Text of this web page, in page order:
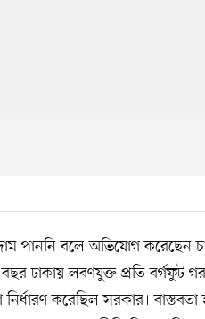
পাননি বলে অভিযোগ করেছেন
ঢাকায় লবণযুক্ত প্রতি বর্গফুট
করেছিল সরকার।